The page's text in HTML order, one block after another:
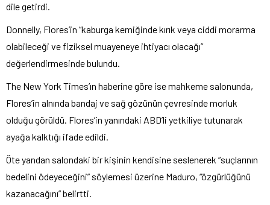
dile getirdi.
Donnelly, Flores’in “kaburga kemiğinde kırık veya ciddi morarma
olabileceği ve fiziksel muayeneye ihtiyacı olacağı”
değerlendirmesinde bulundu.
The New York Times’ın haberine göre ise mahkeme salonunda,
Flores’in alnında bandaj ve sağ gözünün çevresinde morluk
olduğu görüldü. Flores’in yanındaki ABD’li yetkiliye tutunarak
ayağa kalktığı ifade edildi.
Öte yandan salondaki bir kişinin kendisine seslenerek “suçlarının
bedelini ödeyeceğini” söylemesi üzerine Maduro, “özgürlüğünü
kazanacağını” belirtti.